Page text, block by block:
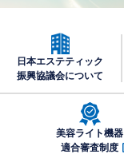
日本エステティック
振興協議会について
美容ライト機器
適合審査制度